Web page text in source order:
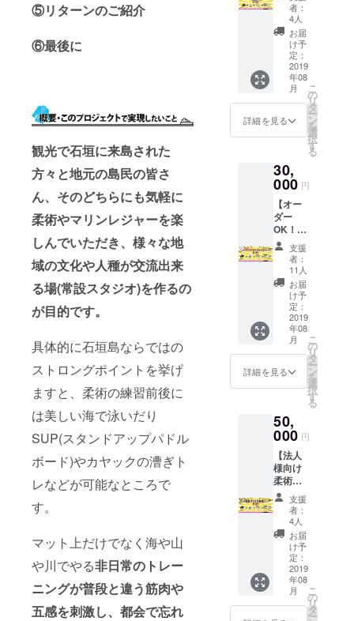
⑤リターンのご紹介
⑥最後に
観光で石垣に来島された
方々と地元の島民の皆さ
ん、そのどちらにも気軽に
柔術やマリンレジャーを楽
しんでいただき、様々な地
域の文化や人種が交流出来
る場(常設スタジオ)を作るの
が目的です。
具体的に石垣島ならではの
ストロングポイントを挙げ
ますと、柔術の練習前後に
は美しい海で泳いだり
SUP(スタンドアップパドル
ボード)やカヤックの漕ぎト
レなどが可能なところで
す。
マット上だけでなく海や山
や川でやる非日常のトレー
ニングが普段と違う筋肉や
五感を刺激し、都会で忘れ
ない場
合は
CAMPF
IREの
ユー
ザー名
を掲載
させて
きま
す。
にスポ
ンサー
として
お名前
掲載
※ご支援
時、必
ず備考
欄にご
希望の
さい。
記入の
ない場
合は
CAMPF
IREの
ユー
ザー名
を掲載
させて
いただ
きま
す。
て頂い
てOKで
す！ ・
オリジ
ナルス
テッ
カー ・
マリン
ツアー
割引券2
ト」＆
「道
場」に
スポン
サーと
してお
名前を
掲載 ※
ご支援
時、必
ず備考
欄にご
希望の
お名前
をご記
入くだ
さい。
CAMPF
IREの
ユー
ザー名
を掲載
させて
いただ
きま
す。
ごと
チャー
ター、
海満喫
プラ
ン】 ・
船まる
ごと半
日
チャー
ター＆
マリン
券 ※
船をま
るごと
貸し切
り、半
日（約
４時
間）の
自由な
マリン
ツアー
＆アク
ティビ
ティ
（釣
り、
SAP、
グ、星
空ツ
アー
等）を
楽しん
で頂け
ます。
同時7名
まで乗
船OKで
す。 ・
オリジ
ナルス
テッ
カー ・
マリン
者：
4人
お届
け予
定：
2019
年08
月
詳細を見る
こ
の
リ
タ
ー
ン
を
選
択
す
る
30,
000 円
【オー
ダー
OK！プ
ライ
ベート
レッス
ンプラ
ン】 渡
辺直由
による
柔術プ
ライ
ベート
レッス
ン（60
分）券
※ご希望
に応じ
てレッ
スン内
容を作
成いた
しま
す。ご
友人な
ど5名程
度まで
お誘い
OKで
す。通
常価格
56,000
支援
者：
11人
お届
け予
定：
2019
年08
月
詳細を見る
こ
の
リ
タ
ー
ン
を
選
択
す
る
50,
000 円
【法人
様向け
柔術ク
ラス出
放題プ
ラン】
・法人
様向け1
年間フ
リーパ
ス（3名
様分）
※柔術
支援
者：
4人
お届
け予
定：
2019
年08
月
こ
の
リ
タ
ー